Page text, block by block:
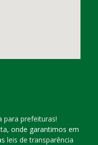
para prefeituras!
onde garantimos em
leis de transparência